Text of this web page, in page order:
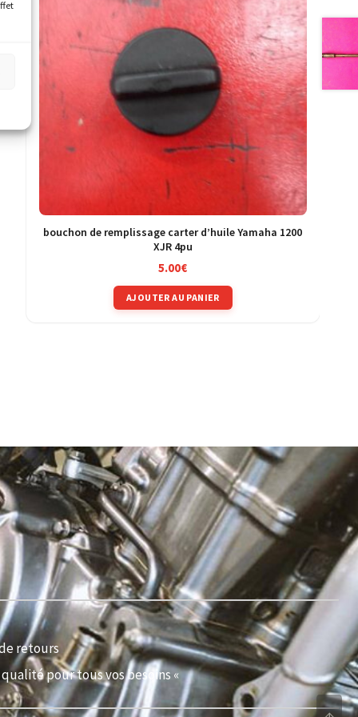
bouchon de remplissage carter d’huile Yamaha 1200
XJR 4pu
5.00€
AJOUTER AU PANIER
retours
pour tous vos besoins «